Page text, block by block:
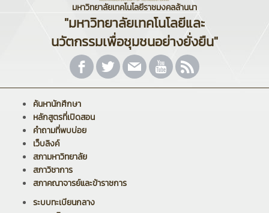
มหาวิทยาลัยเทคโนโลยีราชมงคลล้านนา
"มหาวิทยาลัยเทคโนโลยีและ
นวัตกรรมเพื่อชุมชนอย่างยั่งยืน"
ค้นหานักศึกษา
หลักสูตรที่เปิดสอน
คำถามที่พบบ่อย
เว็บลิงค์
สภามหาวิทยาลัย
สภาวิชาการ
สภาคณาจารย์และข้าราชการ
ระบบทะเบียนกลาง